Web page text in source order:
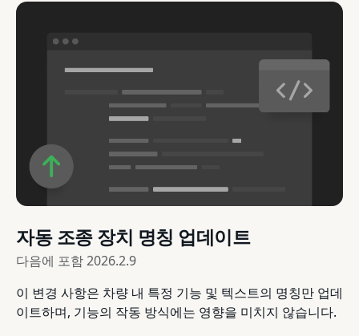
자동 조종 장치 명칭 업데이트
다음에 포함2026.2.9
이 변경 사항은 차량 내 특정 기능 및 텍스트의 명칭만 업데
이트하며, 기능의 작동 방식에는 영향을 미치지 않습니다.